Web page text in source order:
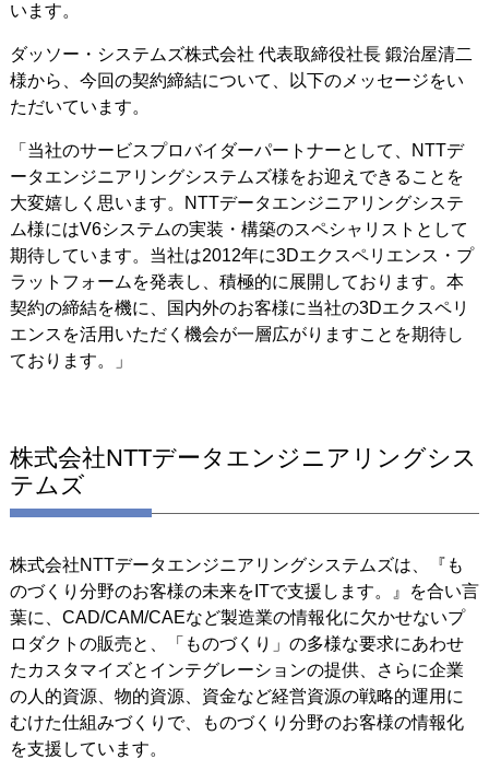
います。
ダッソー・システムズ株式会社 代表取締役社長 鍛治屋清二
様から、今回の契約締結について、以下のメッセージをい
ただいています。
「当社のサービスプロバイダーパートナーとして、NTTデ
ータエンジニアリングシステムズ様をお迎えできることを
大変嬉しく思います。NTTデータエンジニアリングシステ
ム様にはV6システムの実装・構築のスペシャリストとして
期待しています。当社は2012年に3Dエクスペリエンス・プ
ラットフォームを発表し、積極的に展開しております。本
契約の締結を機に、国内外のお客様に当社の3Dエクスペリ
エンスを活用いただく機会が一層広がりますことを期待し
ております。」
株式会社NTTデータエンジニアリングシス
テムズ
株式会社NTTデータエンジニアリングシステムズは、『も
のづくり分野のお客様の未来をITで支援します。』を合い言
葉に、CAD/CAM/CAEなど製造業の情報化に欠かせないプ
ロダクトの販売と、「ものづくり」の多様な要求にあわせ
たカスタマイズとインテグレーションの提供、さらに企業
の人的資源、物的資源、資金など経営資源の戦略的運用に
むけた仕組みづくりで、ものづくり分野のお客様の情報化
を支援しています。